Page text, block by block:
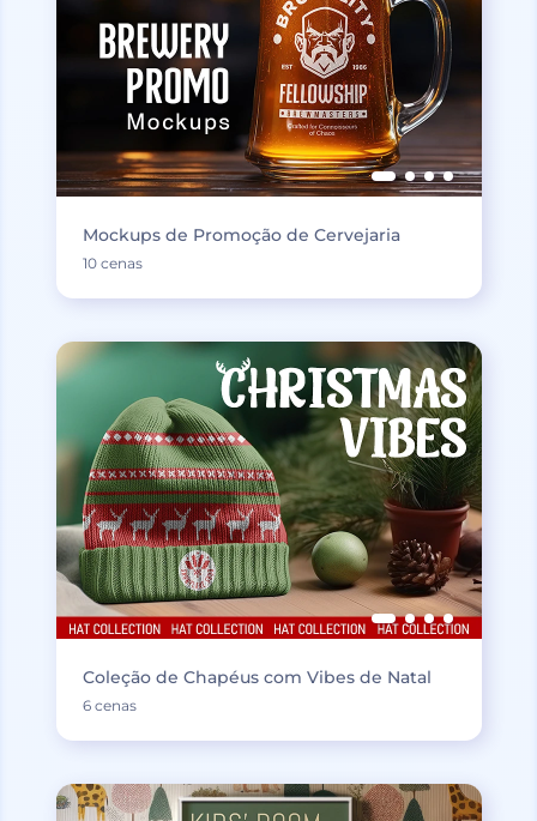
Mockups de Promoção de Cervejaria
10 cenas
Coleção de Chapéus com Vibes de Natal
6 cenas